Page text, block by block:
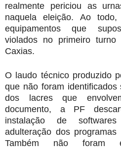
realmente periciou as
naquela eleição. Ao
equipamentos que
violados no primeiro
Caxias.
O laudo técnico produzido
que não foram
dos lacres que
documento, a PF
instalação de
adulteração dos
Também não foram